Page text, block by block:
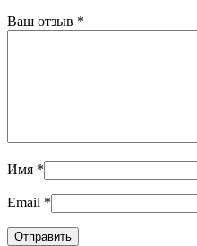
Ваш отзыв *
Имя *
Email *